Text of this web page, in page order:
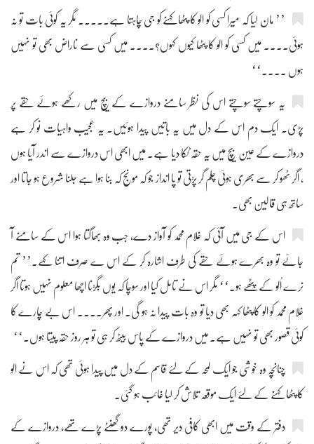
’’ مان لیا کہ میرا کسی کو الو کا پٹھا کہنے کو جی چاہتا ہے۔.... مگر یہ کوئی بات تو نہ
ہوئی.... میں کسی کو الو کا پٹھا کیوں کہوں؟.... میں کسی سے ناراض بھی تو نہیں
ہوں ....‘‘
یہ سوچتے سوچتے اس کی نظر سامنے دروازے کے بیچ میں رکھے ہوئے حقے پر
پڑی۔ ایک دم اس کے دل میں یہ باتیں پیدا ہوئیں۔ یہ عجیب واہیات نو کر ہے
دروازے کے عین بیچ میں یہ حقہ ٹکا دیا ہے۔ میں ابھی اس دروازے سے اندر آیا ہوں
، اگر ٹھو کر سے بھری ہوئی چلم گر پڑتی تو پا انداز جو کہ مونج کہ بنا ہوا ہے جلنا شروع ہو جاتا اور
ساتھ ہی قالین بھی۔
اس کے جی میں آئی کہ غلام محمد کو آواز دے، جب وہ بھاگتا ہوا اس کے سامنے آ
جائے تو وہ بھرے ہوئے حقے کی طرف اشارہ کر کے اس ے صرف اتنا کہے۔’’ تم
نرے اُلو کے پٹھے ہو۔‘‘ مگر اس نے تامل کیا اور سوچا کہ یوں بگڑنا اچھا معلوم نہیں ہوتا اگر
غلام محمد کو الو کا پٹھا کہہ بھی دیا تو وہ بات پیدا نہ ہو گی۔ اور پھر.... اس بے چارے کا
کوئی قصور بھی تو نہیں ہے۔ میں دروازے کے پاس بیٹھ کر ہی تو ہر روز حقہ پیتا ہوں۔‘‘
چنانچہ وہ خوشی جو ایک لمحہ کے لئے قاسم کے دل میں پیدا ہوئی تھی کہ اس نے الو
کا پٹھا کہنے کے لئے ایک موقعہ تلاش کر لیا غائب ہو گئی۔
دفتر کے وقت میں ابھی کافی دیر تھی، پورے دو گھنٹے پڑے تھے، دروازے کے